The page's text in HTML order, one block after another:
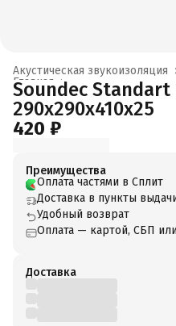
Акустическая звукоизоляция
Главная ›
Soundec Standart
290x290x410x25
420 ₽
Преимущества
Оплата частями в Сплит
Доставка в пункты
Удобный возврат
Оплата — картой, СБП
Доставка